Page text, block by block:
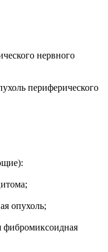
нервного
периферического
опухоль;
фибромиксоидная